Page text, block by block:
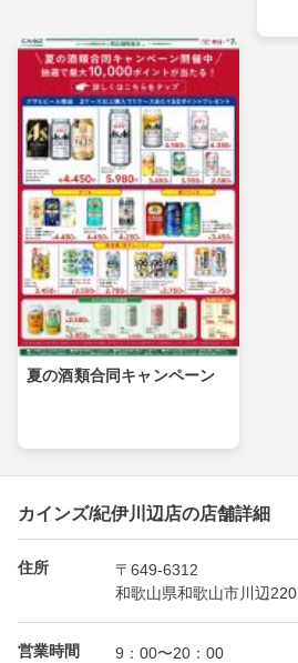
夏の酒類合同キャンペーン
カインズ/紀伊川辺店の店舗詳細
住所
〒649-6312
和歌山県和歌山市川辺220
営業時間 9：00〜20：00